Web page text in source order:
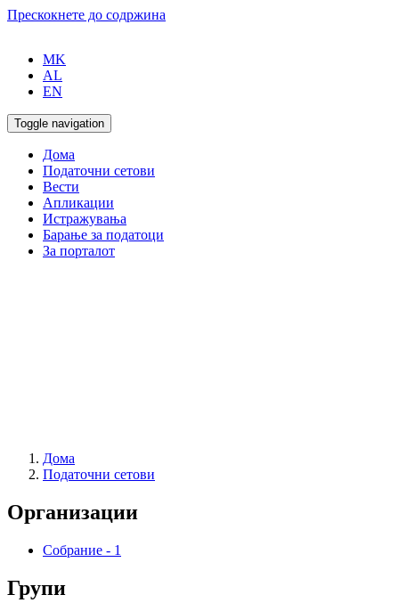
Прескокнете до содржина
MK
AL
EN
Toggle navigation
Дома
Податочни сетови
Вести
Апликации
Истражувања
Барање за податоци
За порталот
Дома
Податочни сетови
Организации
Собрание - 1
Групи